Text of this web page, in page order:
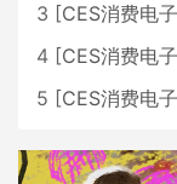
3 [CES消费电
4 [CES消费电
5 [CES消费电